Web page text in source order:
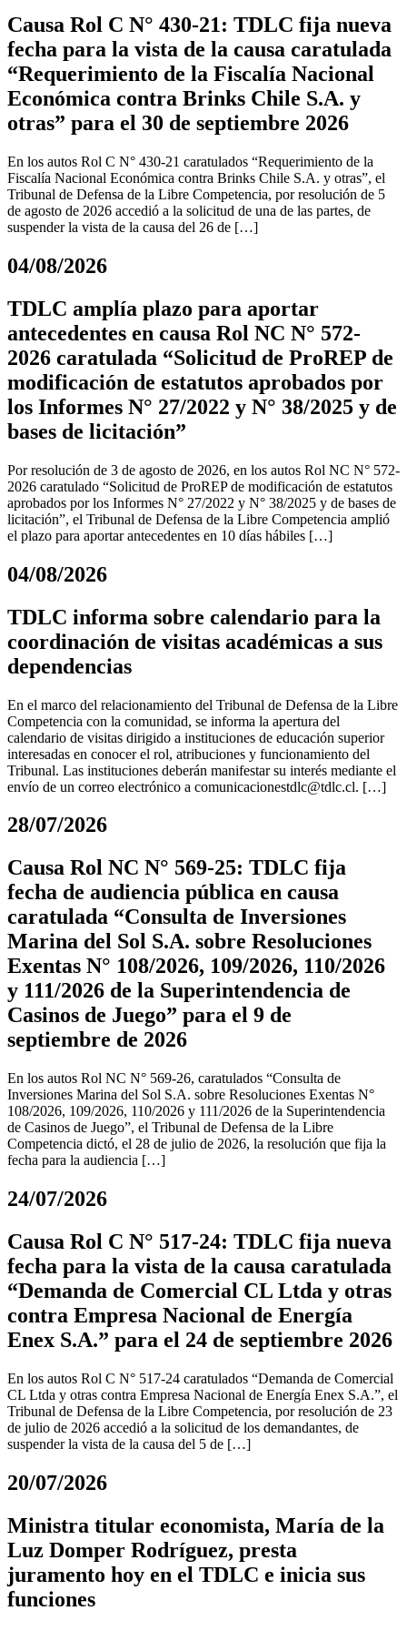
Causa Rol C N° 430-21: TDLC fija nueva
fecha para la vista de la causa caratulada
“Requerimiento de la Fiscalía Nacional
Económica contra Brinks Chile S.A. y
otras” para el 30 de septiembre 2026
En los autos Rol C N° 430-21 caratulados “Requerimiento de la
Fiscalía Nacional Económica contra Brinks Chile S.A. y otras”, el
Tribunal de Defensa de la Libre Competencia, por resolución de 5
de agosto de 2026 accedió a la solicitud de una de las partes, de
suspender la vista de la causa del 26 de […]
04/08/2026
TDLC amplía plazo para aportar
antecedentes en causa Rol NC N° 572-
2026 caratulada “Solicitud de ProREP de
modificación de estatutos aprobados por
los Informes N° 27/2022 y N° 38/2025 y de
bases de licitación”
Por resolución de 3 de agosto de 2026, en los autos Rol NC N° 572-
2026 caratulado “Solicitud de ProREP de modificación de estatutos
aprobados por los Informes N° 27/2022 y N° 38/2025 y de bases de
licitación”, el Tribunal de Defensa de la Libre Competencia amplió
el plazo para aportar antecedentes en 10 días hábiles […]
04/08/2026
TDLC informa sobre calendario para la
coordinación de visitas académicas a sus
dependencias
En el marco del relacionamiento del Tribunal de Defensa de la Libre
Competencia con la comunidad, se informa la apertura del
calendario de visitas dirigido a instituciones de educación superior
interesadas en conocer el rol, atribuciones y funcionamiento del
Tribunal. Las instituciones deberán manifestar su interés mediante el
envío de un correo electrónico a comunicacionestdlc@tdlc.cl. […]
28/07/2026
Causa Rol NC N° 569-25: TDLC fija
fecha de audiencia pública en causa
caratulada “Consulta de Inversiones
Marina del Sol S.A. sobre Resoluciones
Exentas N° 108/2026, 109/2026, 110/2026
y 111/2026 de la Superintendencia de
Casinos de Juego” para el 9 de
septiembre de 2026
En los autos Rol NC N° 569-26, caratulados “Consulta de
Inversiones Marina del Sol S.A. sobre Resoluciones Exentas N°
108/2026, 109/2026, 110/2026 y 111/2026 de la Superintendencia
de Casinos de Juego”, el Tribunal de Defensa de la Libre
Competencia dictó, el 28 de julio de 2026, la resolución que fija la
fecha para la audiencia […]
24/07/2026
Causa Rol C N° 517-24: TDLC fija nueva
fecha para la vista de la causa caratulada
“Demanda de Comercial CL Ltda y otras
contra Empresa Nacional de Energía
Enex S.A.” para el 24 de septiembre 2026
En los autos Rol C N° 517-24 caratulados “Demanda de Comercial
CL Ltda y otras contra Empresa Nacional de Energía Enex S.A.”, el
Tribunal de Defensa de la Libre Competencia, por resolución de 23
de julio de 2026 accedió a la solicitud de los demandantes, de
suspender la vista de la causa del 5 de […]
20/07/2026
Ministra titular economista, María de la
Luz Domper Rodríguez, presta
juramento hoy en el TDLC e inicia sus
funciones